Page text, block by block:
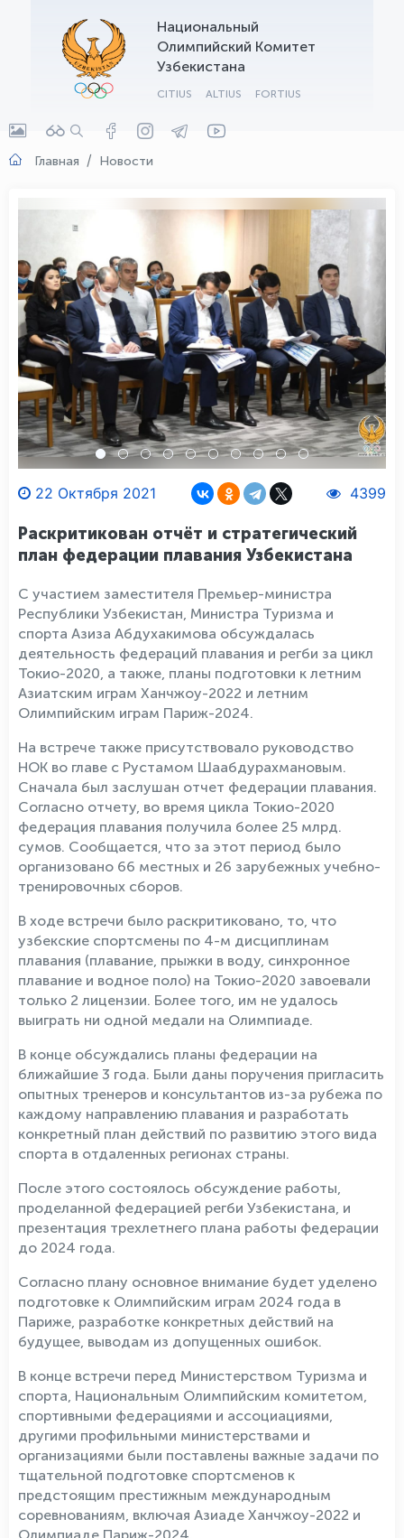
Национальный
Олимпийский Комитет
Узбекистана
CITIUS ALTIUS FORTIUS
Главная Новости
22 Октября 2021 4399
Раскритикован отчёт и стратегический
план федерации плавания Узбекистана
С участием заместителя Премьер-министра
Республики Узбекистан, Министра Туризма и
спорта Азиза Абдухакимова обсуждалась
деятельность федераций плавания и регби за цикл
Токио-2020, а также, планы подготовки к летним
Азиатским играм Ханчжоу-2022 и летним
Олимпийским играм Париж-2024.
На встрече также присутствовало руководство
НОК во главе с Рустамом Шаабдурахмановым.
Сначала был заслушан отчет федерации плавания.
Согласно отчету, во время цикла Токио-2020
федерация плавания получила более 25 млрд.
сумов. Сообщается, что за этот период было
организовано 66 местных и 26 зарубежных учебно-
тренировочных сборов.
В ходе встречи было раскритиковано, то, что
узбекские спортсмены по 4-м дисциплинам
плавания (плавание, прыжки в воду, синхронное
плавание и водное поло) на Токио-2020 завоевали
только 2 лицензии. Более того, им не удалось
выиграть ни одной медали на Олимпиаде.
В конце обсуждались планы федерации на
ближайшие 3 года. Были даны поручения пригласить
опытных тренеров и консультантов из-за рубежа по
каждому направлению плавания и разработать
конкретный план действий по развитию этого вида
спорта в отдаленных регионах страны.
После этого состоялось обсуждение работы,
проделанной федерацией регби Узбекистана, и
презентация трехлетнего плана работы федерации
до 2024 года.
Согласно плану основное внимание будет уделено
подготовке к Олимпийским играм 2024 года в
Париже, разработке конкретных действий на
будущее, выводам из допущенных ошибок.
В конце встречи перед Министерством Туризма и
спорта, Национальным Олимпийским комитетом,
спортивными федерациями и ассоциациями,
другими профильными министерствами и
организациями были поставлены важные задачи по
тщательной подготовке спортсменов к
предстоящим престижным международным
соревнованиям, включая Азиаде Ханчжоу-2022 и
OLYMPCHIK AI - yordamchi
Онлайн · olympic.uz